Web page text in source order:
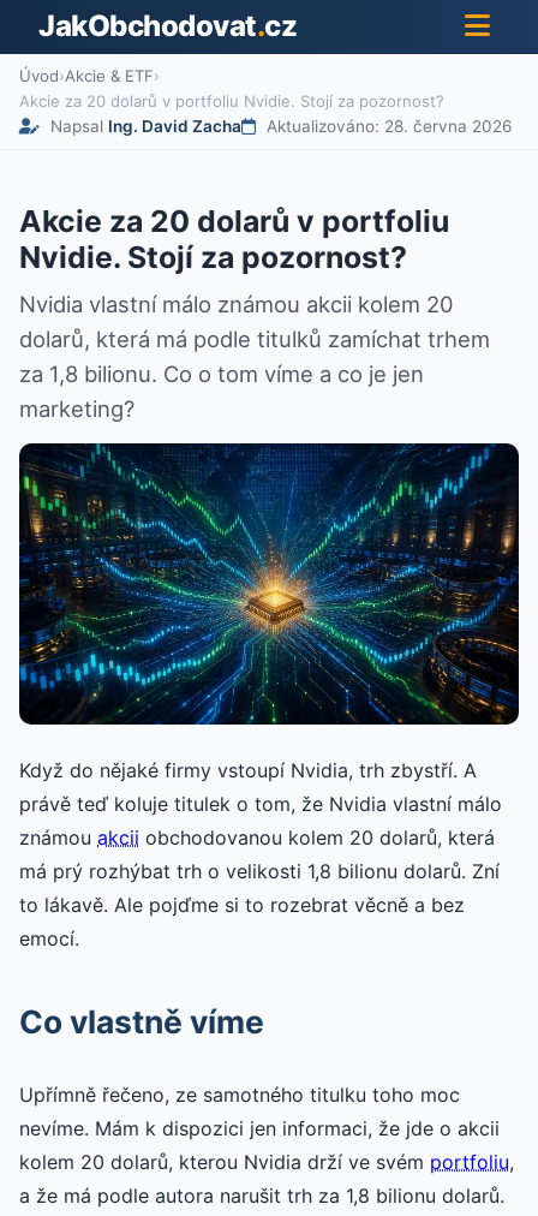
JakObchodovat.cz
Úvod›Akcie & ETF›
Akcie za 20 dolarů v portfoliu Nvidie. Stojí za pozornost?
Napsal Ing. David Zacha Aktualizováno: 28. června 2026
Akcie za 20 dolarů v portfoliu
Nvidie. Stojí za pozornost?
Nvidia vlastní málo známou akcii kolem 20
dolarů, která má podle titulků zamíchat trhem
za 1,8 bilionu. Co o tom víme a co je jen
marketing?
Když do nějaké firmy vstoupí Nvidia, trh zbystří. A
právě teď koluje titulek o tom, že Nvidia vlastní málo
známou akcii obchodovanou kolem 20 dolarů, která
má prý rozhýbat trh o velikosti 1,8 bilionu dolarů. Zní
to lákavě. Ale pojďme si to rozebrat věcně a bez
emocí.
Co vlastně víme
Upřímně řečeno, ze samotného titulku toho moc
nevíme. Mám k dispozici jen informaci, že jde o akcii
kolem 20 dolarů, kterou Nvidia drží ve svém portfoliu,
a že má podle autora narušit trh za 1,8 bilionu dolarů.